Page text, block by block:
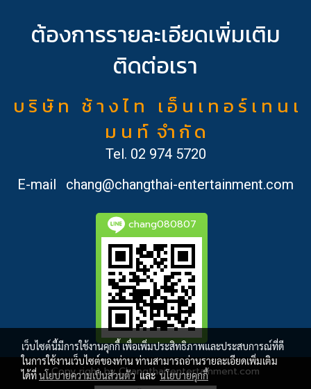
ต้องการรายละเอียดเพิ่มเติม
ติดต่อเรา
บ ริ ษั ท ช้ า ง ไ ท เ อ็ น เ ท อ ร์ เ ท น เ
ม น ท์ จำ กั ด
Tel. 02 974 5720
E-mail
chang@changthai-entertainment.com
chang080807
Copy right by Changthai-entertainment.com
เว็บไซต์นี้มีการใช้งานคุกกี้ เพื่อเพิ่มประสิทธิภาพและประสบการณ์ที่ดี
ในการใช้งานเว็บไซต์ของท่าน ท่านสามารถอ่านรายละเอียดเพิ่มเติม
ได้ที่นโยบายความเป็นส่วนตัวและนโยบายคุกกี้